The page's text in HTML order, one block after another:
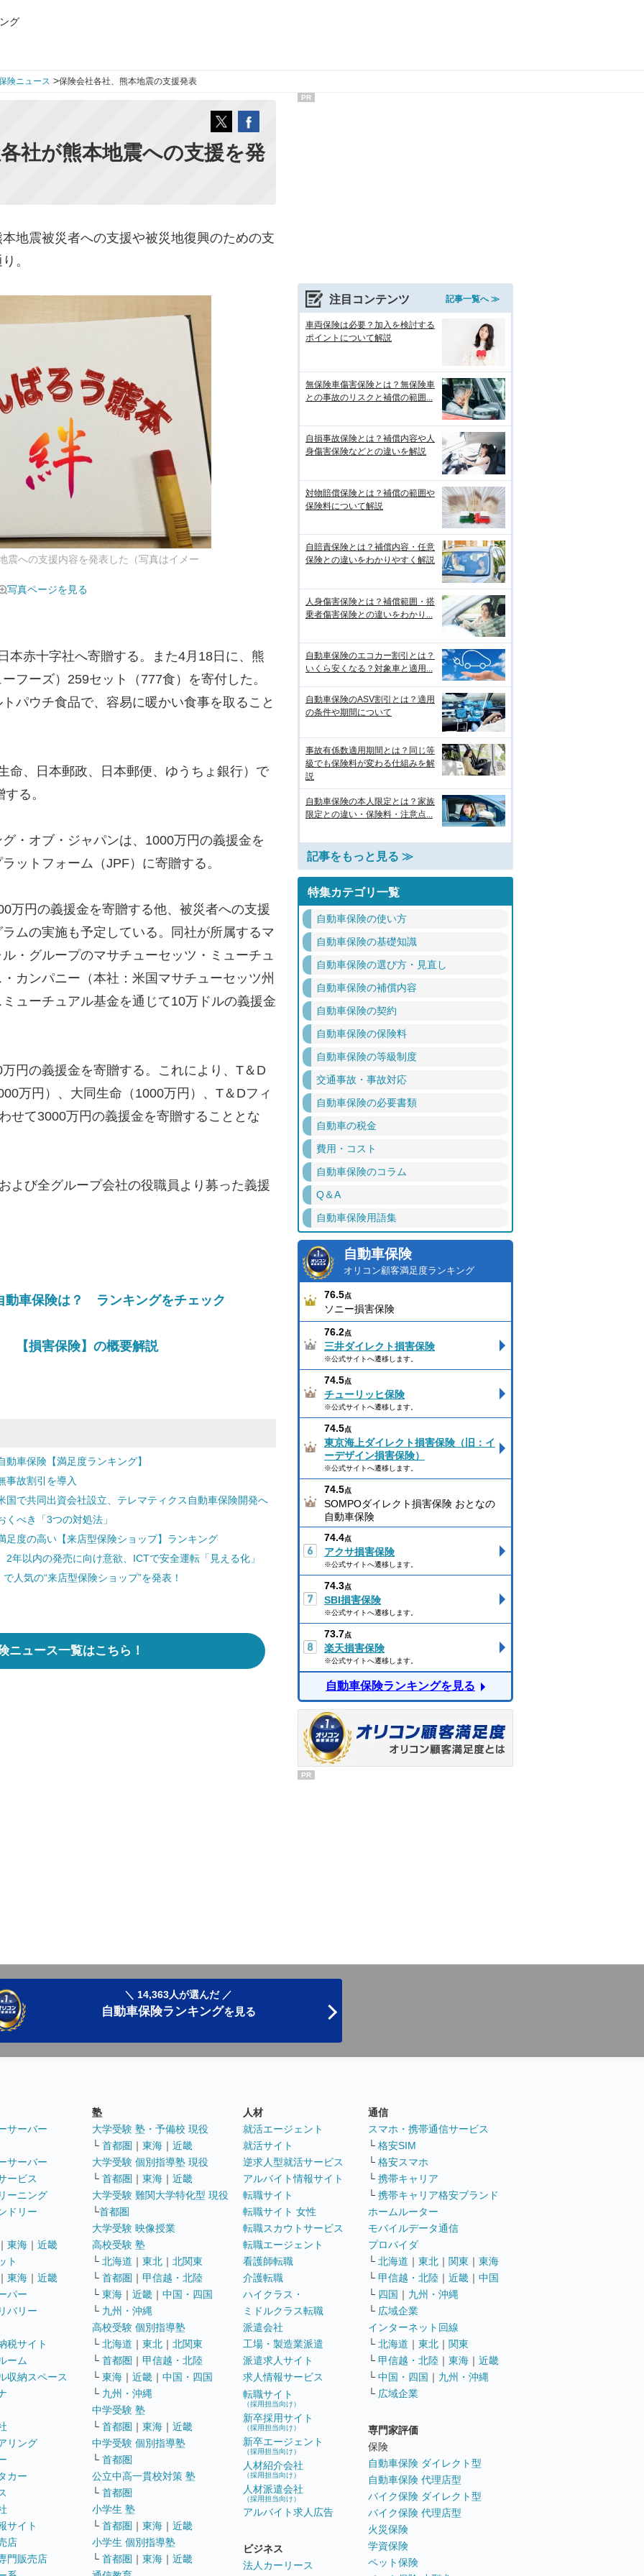
グ
険ニュース >保険会社各社、熊本地震の支援発表
社が熊本地震への支援を発
地震被災者への支援や被災地復興のための支
。
震への支援内容を発表した（写真はイメー
写真ページを見る
赤十字社へ寄贈する。また4月18日に、熊
フーズ）259セット（777食）を寄付した。
パウチ食品で、容易に暖かい食事を取ること
、日本郵政、日本郵便、ゆうちょ銀行）で
る。
・オブ・ジャパンは、1000万円の義援金を
ットフォーム（JPF）に寄贈する。
円の義援金を寄贈する他、被災者への支援
ムの実施も予定している。同社が所属するマ
・グループのマサチューセッツ・ミューチュ
カンパニー（本社：米国マサチューセッツ州
ューチュアル基金を通じて10万ドルの義援金
円の義援金を寄贈する。これにより、T＆D
万円）、大同生命（1000万円）、T＆Dフィ
せて3000万円の義援金を寄贈することとな
び全グループ会社の役職員より募った義援
動車保険は？ ランキングをチェック
【損害保険】の概要解説
車保険【満足度ランキング】
事故割引を導入
国で共同出資会社設立、テレマティクス自動車保険開発へ
べき「3つの対処法」
度の高い【来店型保険ショップ】ランキング
年以内の発売に向け意欲、ICTで安全運転「見える化」
人気の“来店型保険ショップ”を発表！
ニュース一覧はこちら！
PR
注目コンテンツ 記事一覧へ ≫
車両保険は必要？加入を検討する
ポイントについて解説
無保険車傷害保険とは？無保険車
との事故のリスクと補償の範囲...
自損事故保険とは？補償内容や人
身傷害保険などとの違いを解説
対物賠償保険とは？補償の範囲や
保険料について解説
自賠責保険とは？補償内容・任意
保険との違いをわかりやすく解説
人身傷害保険とは？補償範囲・搭
乗者傷害保険との違いをわかり...
自動車保険のエコカー割引とは？
いくら安くなる？対象車と適用...
自動車保険のASV割引とは？適用
の条件や期間について
事故有係数適用期間とは？同じ等
級でも保険料が変わる仕組みを解
説
自動車保険の本人限定とは？家族
限定との違い・保険料・注意点...
記事をもっと見る ≫
特集カテゴリ一覧
自動車保険の使い方
自動車保険の基礎知識
自動車保険の選び方・見直し
自動車保険の補償内容
自動車保険の契約
自動車保険の保険料
自動車保険の等級制度
交通事故・事故対応
自動車保険の必要書類
自動車の税金
費用・コスト
自動車保険のコラム
Q＆A
自動車保険用語集
自動車保険
オリコン顧客満足度ランキング
76.5点
ソニー損害保険
76.2点
三井ダイレクト損害保険
※公式サイトへ遷移します。
74.5点
チューリッヒ保険
※公式サイトへ遷移します。
74.5点
東京海上ダイレクト損害保険（旧：イ
ーデザイン損害保険）
※公式サイトへ遷移します。
74.5点
SOMPOダイレクト損害保険 おとなの
自動車保険
74.4点
アクサ損害保険
※公式サイトへ遷移します。
74.3点
SBI損害保険
※公式サイトへ遷移します。
73.7点
楽天損害保険
※公式サイトへ遷移します。
自動車保険ランキングを見る
PR
＼ 14,363人が選んだ ／
自動車保険ランキングを見る
サーバー
サーバー
ービス
ーニング
ドリー
東海 ｜ 近畿
ト
東海 ｜ 近畿
パー
バリー
税サイト
ーム
収納スペース
リング
カー
サイト
店
門販売店
塾
大学受験 塾・予備校 現役
└ 首都圏 ｜ 東海 ｜ 近畿
大学受験 個別指導塾 現役
└ 首都圏 ｜ 東海 ｜ 近畿
大学受験 難関大学特化型 現役
└首都圏
大学受験 映像授業
高校受験 塾
└ 北海道 ｜ 東北 ｜ 北関東
└ 首都圏 ｜ 甲信越・北陸
└ 東海 ｜ 近畿 ｜ 中国・四国
└ 九州・沖縄
高校受験 個別指導塾
└ 北海道 ｜ 東北 ｜ 北関東
└ 首都圏 ｜ 甲信越・北陸
└ 東海 ｜ 近畿 ｜ 中国・四国
└ 九州・沖縄
中学受験 塾
└ 首都圏 ｜ 東海 ｜ 近畿
中学受験 個別指導塾
└ 首都圏
公立中高一貫校対策 塾
└ 首都圏
小学生 塾
└ 首都圏 ｜ 東海 ｜ 近畿
小学生 個別指導塾
└ 首都圏 ｜ 東海 ｜ 近畿
人材
就活エージェント
就活サイト
逆求人型就活サービス
アルバイト情報サイト
転職サイト
転職サイト 女性
転職スカウトサービス
転職エージェント
看護師転職
介護転職
ハイクラス・
ミドルクラス転職
派遣会社
工場・製造業派遣
派遣求人サイト
求人情報サービス
転職サイト
（採用担当向け）
新卒採用サイト
（採用担当向け）
新卒エージェント
（採用担当向け）
人材紹介会社
（採用担当向け）
人材派遣会社
（採用担当向け）
アルバイト求人広告
ビジネス
法人カーリース
通信
スマホ・携帯通信サービス
└ 格安SIM
└ 格安スマホ
└ 携帯キャリア
└ 携帯キャリア格安ブランド
ホームルーター
モバイルデータ通信
プロバイダ
└ 北海道 ｜ 東北 ｜ 関東 ｜ 東海
└ 甲信越・北陸 ｜ 近畿 ｜ 中国
└ 四国 ｜ 九州・沖縄
└ 広域企業
インターネット回線
└ 北海道 ｜ 東北 ｜ 関東
└ 甲信越・北陸 ｜ 東海 ｜ 近畿
└ 中国・四国 ｜ 九州・沖縄
└ 広域企業
専門家評価
保険
自動車保険 ダイレクト型
自動車保険 代理店型
バイク保険 ダイレクト型
バイク保険 代理店型
火災保険
学資保険
ペット保険